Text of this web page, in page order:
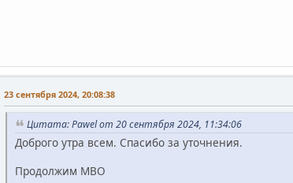
23 сентября 2024, 20:08:38
Цитата: Pawel от 20 сентября 2024, 11:34:06
Доброго утра всем. Спасибо за уточнения.
Продолжим МВО